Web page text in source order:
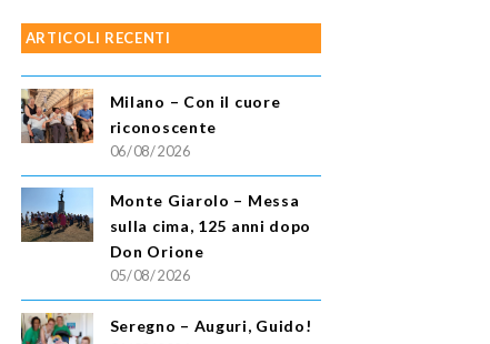
ARTICOLI RECENTI
Milano – Con il cuore
riconoscente
06/08/2026
Monte Giarolo – Messa
sulla cima, 125 anni dopo
Don Orione
05/08/2026
Seregno – Auguri, Guido!